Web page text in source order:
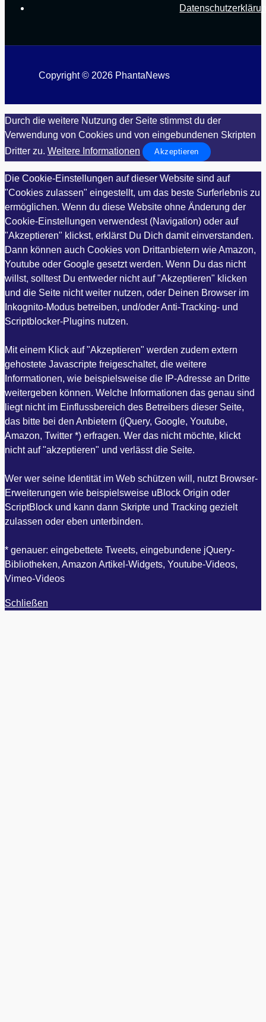
Copyright © 2026 PhantaNews
Durch die weitere Nutzung der Seite stimmst du der
Verwendung von Cookies und von eingebundenen Skripten
Dritter zu. Weitere Informationen Akzeptieren
Die Cookie-Einstellungen auf dieser Website sind auf
"Cookies zulassen" eingestellt, um das beste Surferlebnis zu
ermöglichen. Wenn du diese Website ohne Änderung der
Cookie-Einstellungen verwendest (Navigation) oder auf
"Akzeptieren" klickst, erklärst Du Dich damit einverstanden.
Dann können auch Cookies von Drittanbietern wie Amazon,
Youtube oder Google gesetzt werden. Wenn Du das nicht
willst, solltest Du entweder nicht auf "Akzeptieren" klicken
und die Seite nicht weiter nutzen, oder Deinen Browser im
Inkognito-Modus betreiben, und/oder Anti-Tracking- und
Scriptblocker-Plugins nutzen.
Mit einem Klick auf "Akzeptieren" werden zudem extern
gehostete Javascripte freigeschaltet, die weitere
Informationen, wie beispielsweise die IP-Adresse an Dritte
weitergeben können. Welche Informationen das genau sind
liegt nicht im Einflussbereich des Betreibers dieser Seite,
das bitte bei den Anbietern (jQuery, Google, Youtube,
Amazon, Twitter *) erfragen. Wer das nicht möchte, klickt
nicht auf "akzeptieren" und verlässt die Seite.
Wer wer seine Identität im Web schützen will, nutzt Browser-
Erweiterungen wie beispielsweise uBlock Origin oder
ScriptBlock und kann dann Skripte und Tracking gezielt
zulassen oder eben unterbinden.
* genauer: eingebettete Tweets, eingebundene jQuery-
Bibliotheken, Amazon Artikel-Widgets, Youtube-Videos,
Vimeo-Videos
Schließen